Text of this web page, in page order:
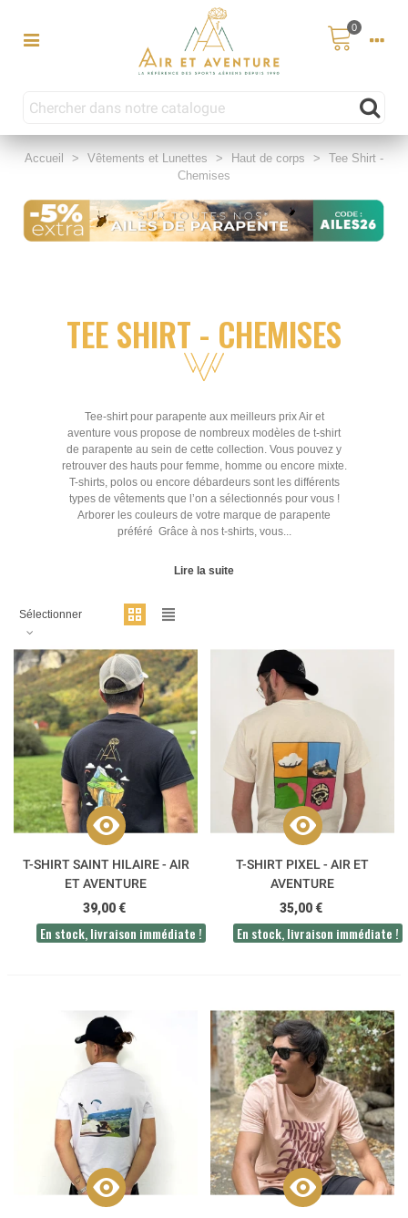
0
Accueil > Vêtements et Lunettes > Haut de corps >
Tee Shirt -
Chemises
TEE SHIRT - CHEMISES
Tee-shirt pour parapente aux meilleurs prix Air et
aventure vous propose de nombreux modèles de t-shirt
de parapente au sein de cette collection. Vous pouvez y
retrouver des hauts pour femme, homme ou encore mixte.
T-shirts, polos ou encore débardeurs sont les différents
types de vêtements que l’on a sélectionnés pour vous !
Arborer les couleurs de votre marque de parapente
préféré Grâce à nos t-shirts, vous...
Lire la suite
Sélectionner
T-SHIRT SAINT HILAIRE - AIR
ET AVENTURE
39,00 €
En stock, livraison immédiate !
T-SHIRT PIXEL - AIR ET
AVENTURE
35,00 €
En stock, livraison immédiate !